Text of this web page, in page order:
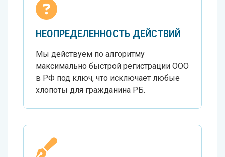
НЕОПРЕДЕЛЕННОСТЬ ДЕЙСТВИЙ
Мы действуем по алгоритму
максимально быстрой регистрации ООО
в РФ под ключ, что исключает любые
хлопоты для гражданина РБ.